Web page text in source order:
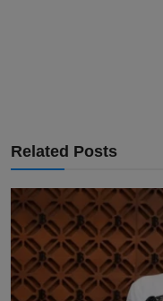
Related Posts